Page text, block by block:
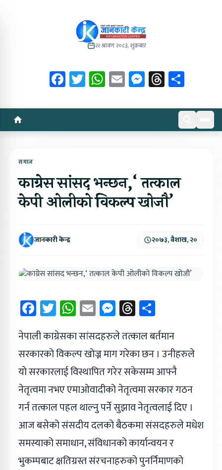
२२ श्रावण २०८३, शुक्रबार
Facebook
Twitter
WhatsApp
EmailMessenger
Threads
समाज
काग्रेस सांसद भन्छन,‘ तत्काल
केपी ओलीको विकल्प खोजौ’
जानकारी केन्द्र २०७३, बैशाख, २०
Facebook
Twitter
WhatsApp
EmailMessenger
Threads
नेपाली काग्रेसका सांसदहरुले तत्काल बर्तमान
सरकारको विकल्प खोज्न माग गरेका छन । उनीहरुले
यो सरकारलाई विस्थापित गरेर सकेसम्म आफ्नै
नेतृत्वमा नभए एमाओवादीको नेतृत्वमा सरकार गठन
गर्न तत्काल पहल थाल्नु पर्ने सुझाव नेतृत्वलाई दिए ।
आज बसेको संसदीय दलको बैठकमा संसदहरुले मधेश
समस्याको समाधान, संविधानको कार्यान्वयन र
भुकम्पबाट क्षतिग्रस्त संरचनाहरुको पुनर्निमाणको